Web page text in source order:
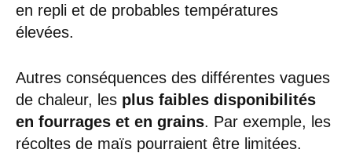
en repli et de probables températures
élevées.
Autres conséquences des différentes vagues
de chaleur, les plus faibles disponibilités
en fourrages et en grains. Par exemple, les
récoltes de maïs pourraient être limitées.